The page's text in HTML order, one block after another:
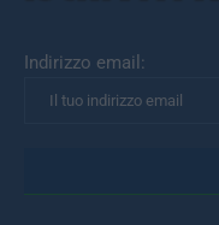
Indirizzo email: